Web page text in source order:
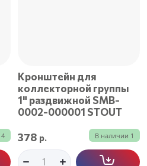
4
Кронштейн для
коллекторной группы
1" раздвижной SMB-
0002-000001 STOUT
В наличии 1
378 р.